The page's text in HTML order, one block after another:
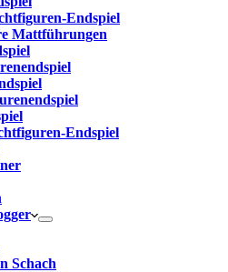
Endspiel
Mattführungen
Endspiel
Schach